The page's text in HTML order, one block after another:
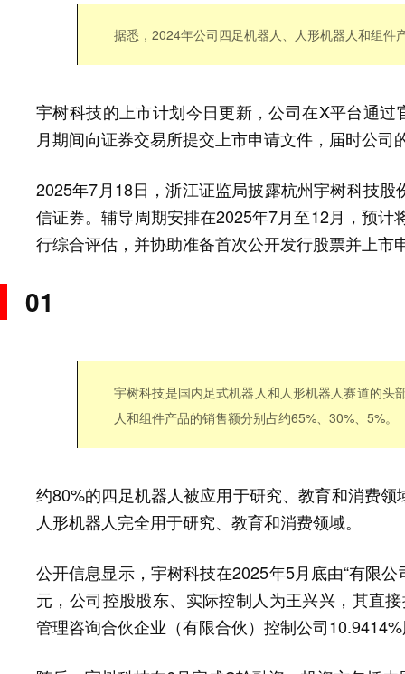
据悉，2024年公司四足机器人、人形机器人和组件
宇树科技的上市计划今日更新，公司在X平台通
月期间向证券交易所提交上市申请文件，届时公司
2025年7月18日，浙江证监局披露杭州宇树科技
信证券。辅导周期安排在2025年7月至12月，预
行综合评估，并协助准备首次公开发行股票并上市
01
宇树科技是国内足式机器人和人形机器人赛道的
人和组件产品的销售额分别占约65%、30%、5%。
约80%的四足机器人被应用于研究、教育和消费
人形机器人完全用于研究、教育和消费领域。
公开信息显示，宇树科技在2025年5月底由“有限
元，公司控股股东、实际控制人为王兴兴，其直
管理咨询合伙企业（有限合伙）控制公司